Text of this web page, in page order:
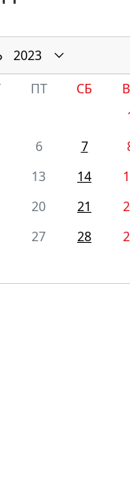
2023
ПТ СБ
6 7
13 14
20 21
27 28